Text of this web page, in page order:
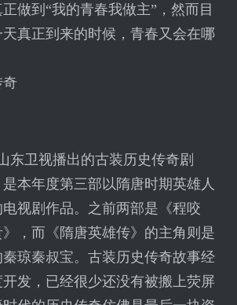
做到“我的青春我做主”，然而目
真正到来的时候，青春又会在哪
东卫视播出的古装历史传奇剧
是本年度第三部以隋唐时期英雄人
视剧作品。之前两部是《程咬
，而《隋唐英雄传》的主角则是
琼秦叔宝。古装历史传奇故事经
发，已经很少还没有被搬上荧屏